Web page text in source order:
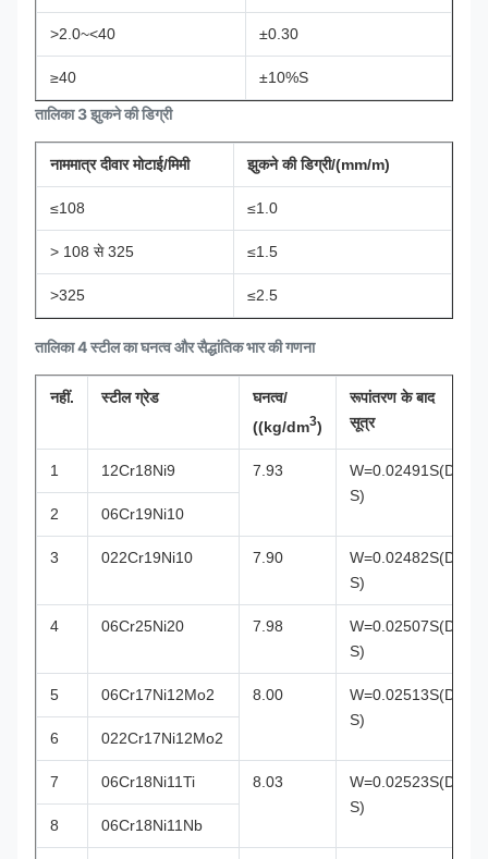
>2.0~<40 ±0.30
≥40 ±10%S
तालिका 3 झुकने की डिग्री
नाममात्र दीवार मोटाई/मिमी झुकने की डिग्री/(mm/m)
≤108 ≤1.0
> 108 से 325 ≤1.5
>325 ≤2.5
तालिका 4 स्टील का घनत्व और सैद्धांतिक भार की गणना
नहीं. स्टील ग्रेड
घनत्व/
((kg/dm3)
रूपांतरण के बाद
सूत्र
1 12Cr18Ni9 7.93
W=0.02491S(D-
S)
2
06Cr19Ni10
3 022Cr19Ni10 7.90
W=0.02482S(D-
S)
4 06Cr25Ni20 7.98
W=0.02507S(D-
S)
5 06Cr17Ni12Mo2 8.00
W=0.02513S(D-
S)
6
022Cr17Ni12Mo2
7 06Cr18Ni11Ti 8.03
W=0.02523S(D-
S)
8
06Cr18Ni11Nb